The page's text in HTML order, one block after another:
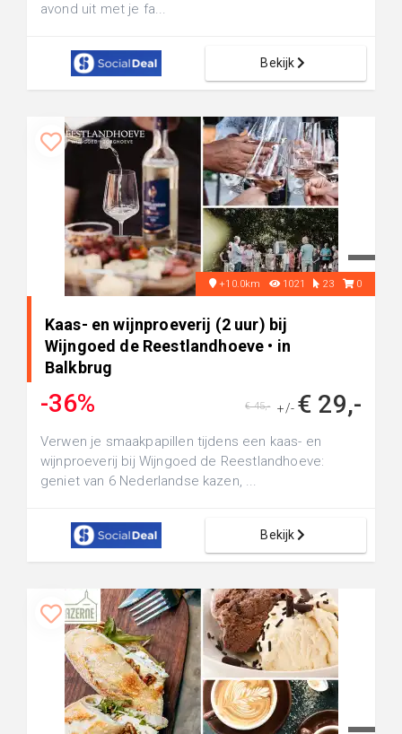
avond uit met je fa...
Bekijk
+10.0km 1021 23 0
Kaas- en wijnproeverij (2 uur) bij
Wijngoed de Reestlandhoeve • in
Balkbrug
-36% +/- € 29,-
€ 45,-
Verwen je smaakpapillen tijdens een kaas- en
wijnproeverij bij Wijngoed de Reestlandhoeve:
geniet van 6 Nederlandse kazen, ...
Bekijk